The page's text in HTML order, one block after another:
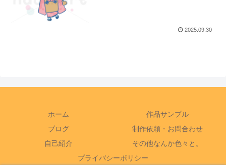
2025.09.30
ホーム
作品サンプル
ブログ
制作依頼・お問合わせ
自己紹介
その他なんか色々と。
プライバシーポリシー